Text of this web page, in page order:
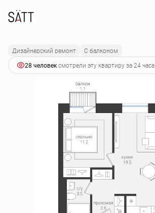
1-комнатная
Ипотека
Дизайнерский ремонт
С балконом
28 человексмотрели эту квартиру за 24 часа